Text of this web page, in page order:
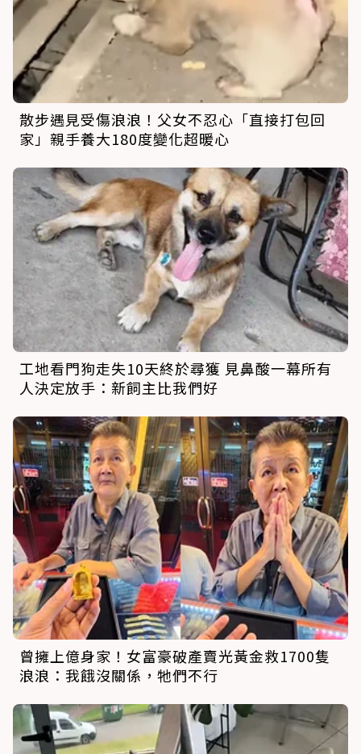
散步遇見受傷浪浪！父女不忍心「直接打包回
家」親手養大180度變化超暖心
工地看門狗走失10天終於尋獲 見鼻酸一幕所有
人決定放手：新飼主比我們好
曾擁上億身家！女富豪破產賣光黃金救1700隻
浪浪：我餓沒關係，牠們不行